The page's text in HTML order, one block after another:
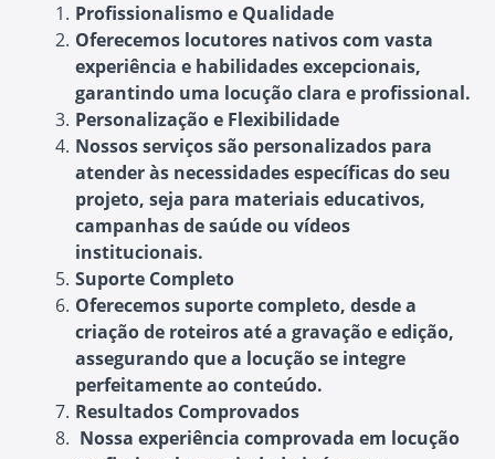
Profissionalismo e Qualidade
Oferecemos locutores nativos com vasta
experiência e habilidades excepcionais,
garantindo uma locução clara e profissional.
Personalização e Flexibilidade
Nossos serviços são personalizados para
atender às necessidades específicas do seu
projeto, seja para materiais educativos,
campanhas de saúde ou vídeos
institucionais.
Suporte Completo
Oferecemos suporte completo, desde a
criação de roteiros até a gravação e edição,
assegurando que a locução se integre
perfeitamente ao conteúdo.
Resultados Comprovados
Nossa experiência comprovada em locução